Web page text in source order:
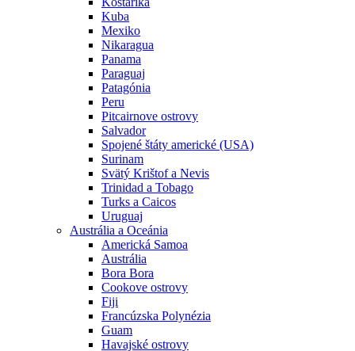
Kuba
Mexiko
Nikaragua
Panama
Paraguaj
Patagónia
Peru
Pitcairnove ostrovy
Salvador
Spojené štáty americké (USA)
Surinam
Svätý Krištof a Nevis
Trinidad a Tobago
Turks a Caicos
Uruguaj
Austrália a Oceánia
Americká Samoa
Austrália
Bora Bora
Cookove ostrovy
Fiji
Francúzska Polynézia
Guam
Havajské ostrovy